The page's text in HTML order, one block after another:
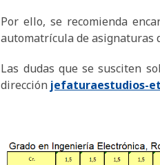
Por ello, se recomienda
automatrícula de asignaturas
Las dudas que se susciten
dirección jefaturaestudios-